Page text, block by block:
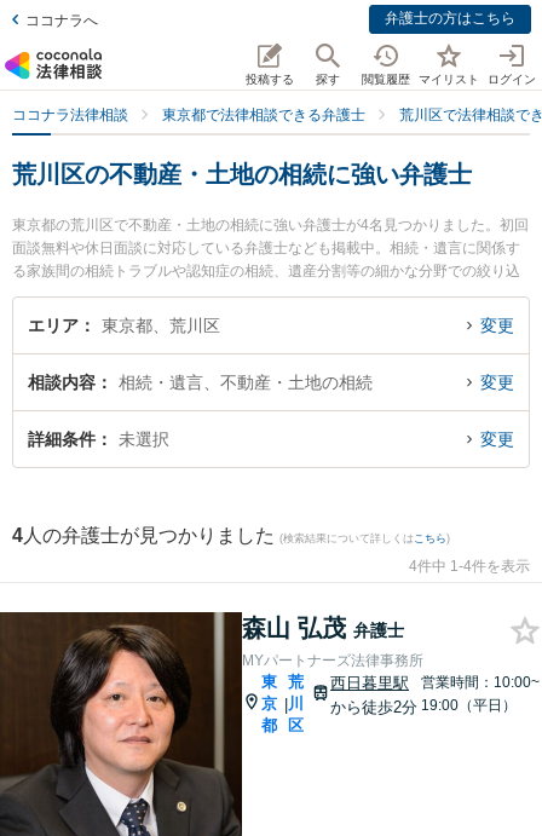
ココナラへ 弁護士の方はこちら
投稿する 探す 閲覧履歴 マイリスト ログイン
ココナラ法律相談 東京都で法律相談できる弁護士 荒川区で法律相談で
荒川区の不動産・土地の相続に強い弁護士
東京都の荒川区で不動産・土地の相続に強い弁護士が4名見つかりました。初回
面談無料や休日面談に対応している弁護士なども掲載中。相続・遺言に関係す
る家族間の相続トラブルや認知症の相続、遺産分割等の細かな分野での絞り込
み検索もでき便利です。特にMYパートナーズ法律事務所の森山 弘茂弁護士や
日暮里中央法律会計事務所の三上 貴規弁護士、MYパートナーズ法律事務所の
に弁護士に相談したい』『不動産・土地の相続のトラブル解決の実績豊富な近
くの弁護士を検索したい』『初回相談無料で不動産・土地の相続を法律相談で
きる荒川区内の弁護士に相談予約したい』などでお困りの相談者さんにおすす
エリア 東京都、荒川区 変更
相談内容 相続・遺言、不動産・土地の相続 変更
詳細条件 未選択 変更
4 人の弁護士が見つかりました (検索結果について詳しくは こちら)
4件中 1-4件を表示
森山 弘茂 弁護士
MYパートナーズ法律事務所
東
京
都
|
荒
川
区
西日暮里駅
から徒歩2分
営業時間：10:00~
19:00（平日）